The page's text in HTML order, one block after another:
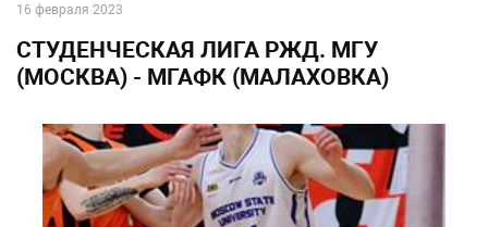
16 февраля 2023
СТУДЕНЧЕСКАЯ ЛИГА РЖД. МГУ
(МОСКВА) - МГАФК (МАЛАХОВКА)